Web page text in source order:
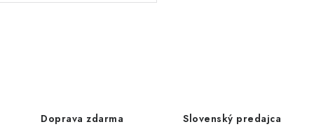
Doprava zdarma Slovenský predajca